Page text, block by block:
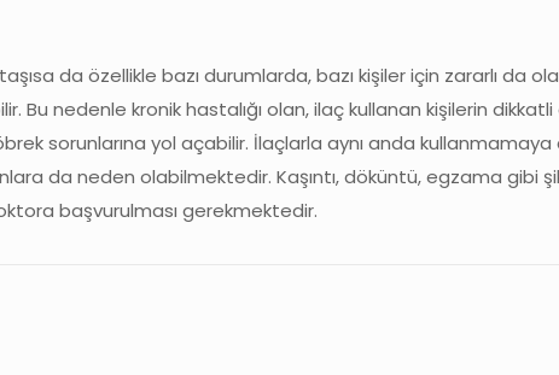
da özellikle bazı durumlarda, bazı kişiler için zararlı da
Bu nedenle kronik hastalığı olan, ilaç kullanan kişilerin dikkatli
sorunlarına yol açabilir. İlaçlarla aynı anda kullanmamaya
da neden olabilmektedir. Kaşıntı, döküntü, egzama gibi
başvurulması gerekmektedir.